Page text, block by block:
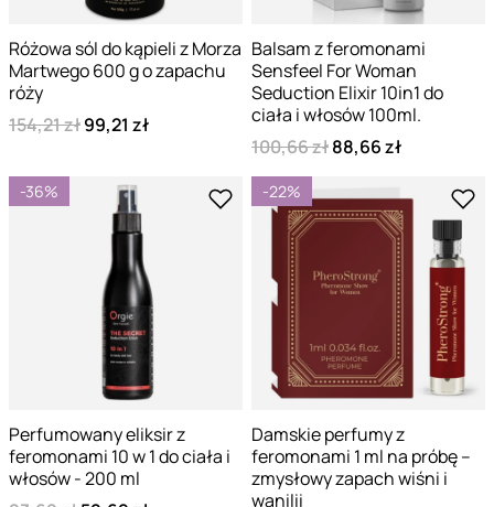
Różowa sól do kąpieli z Morza
Martwego 600 g o zapachu
róży
154,21 zł99,21 zł
Balsam z feromonami
Sensfeel For Woman
Seduction Elixir 10in1 do
ciała i włosów 100ml.
100,66 zł88,66 zł
-36%
Perfumowany eliksir z
feromonami 10 w 1 do ciała i
włosów - 200 ml
-22%
Damskie perfumy z
feromonami 1 ml na próbę –
zmysłowy zapach wiśni i
wanilii